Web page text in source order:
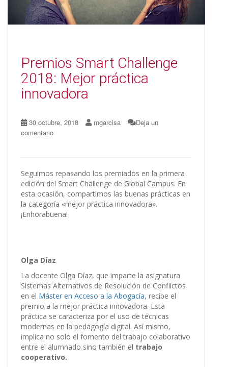
Premios Smart Challenge
2018: Mejor práctica
innovadora
30 octubre, 2018 mgarcisa
Deja un
comentario
Seguimos repasando los premiados en la primera
edición del Smart Challenge de Global Campus. En
esta ocasión, compartimos las buenas prácticas en
la categoría «mejor práctica innovadora».
¡Enhorabuena!
Olga Díaz
La docente Olga Díaz, que imparte la asignatura
Sistemas Alternativos de Resolución de Conflictos
en el Máster en Acceso a la Abogacía, recibe el
premio a la mejor práctica innovadora. Esta
práctica se caracteriza por el uso de técnicas
modernas en la pedagogía digital. Así mismo,
implica no solo el fomento del trabajo colaborativo
entre el alumnado sino también el trabajo
cooperativo.